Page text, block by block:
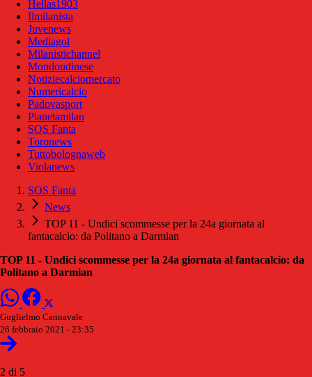
Hellas1903
Ilmilanista
Juvenews
Mediagol
Milanistichannel
Mondoudinese
Notiziecalciomercato
Numericalcio
Padovasport
Pianetamilan
SOS Fanta
Toronews
Tuttobolognaweb
Violanews
SOS Fanta
News
TOP 11 - Undici scommesse per la 24a giornata al
fantacalcio: da Politano a Darmian
TOP 11 - Undici scommesse per la 24a giornata al fantacalcio: da
Politano a Darmian
Guglielmo Cannavale
26 febbraio 2021 - 23:35
2 di 5